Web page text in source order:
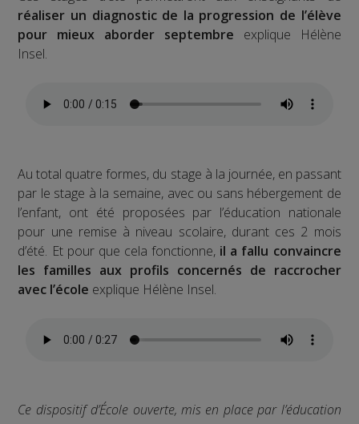
réaliser un diagnostic de la progression de l’élève
pour mieux aborder septembre explique Hélène
Insel.
Au total quatre formes, du stage à la journée, en passant
par le stage à la semaine, avec ou sans hébergement de
l’enfant, ont été proposées par l’éducation nationale
pour une remise à niveau scolaire, durant ces 2 mois
d’été. Et pour que cela fonctionne, il a fallu convaincre
les familles aux profils concernés de raccrocher
avec l’école explique Hélène Insel.
Ce dispositif d’École ouverte, mis en place par l’éducation